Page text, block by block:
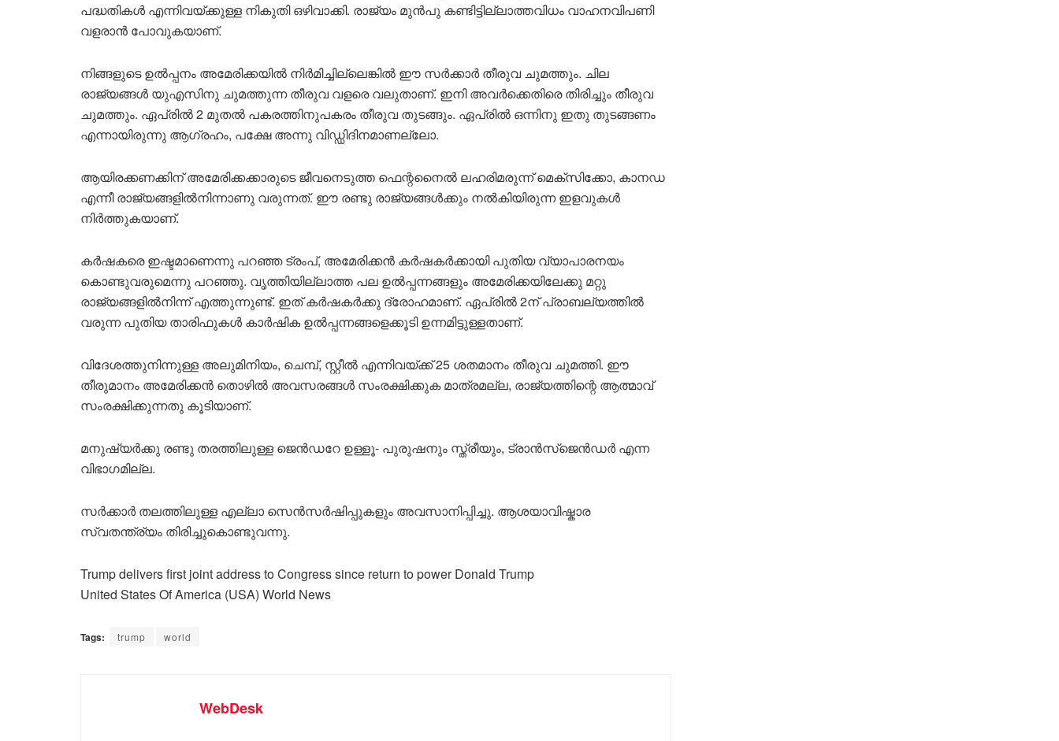
പദ്ധതികൾ എന്നിവയ്ക്കുള്ള നികുതി ഒഴിവാക്കി. രാജ്യം മുൻപു കണ്ടിട്ടില്ലാത്തവിധം വാഹനവിപണി
വളരാൻ പോവുകയാണ്.
നിങ്ങളുടെ ഉൽപ്പനം അമേരിക്കയിൽ നിർമിച്ചില്ലെങ്കിൽ ഈ സർക്കാർ തീരുവ ചുമത്തും. ചില
രാജ്യങ്ങൾ യുഎസിനു ചുമത്തുന്ന തീരുവ വളരെ വലുതാണ്. ഇനി അവർക്കെതിരെ തിരിച്ചും തീരുവ
ചുമത്തും. ഏപ്രിൽ 2 മുതൽ പകരത്തിനുപകരം തീരുവ തുടങ്ങും. ഏപ്രിൽ ഒന്നിനു ഇതു തുടങ്ങണം
എന്നായിരുന്നു ആഗ്രഹം, പക്ഷേ അന്നു വിഡ്ഡിദിനമാണല്ലോ.
ആയിരക്കണക്കിന് അമേരിക്കക്കാരുടെ ജീവനെടുത്ത ഫെന്റനൈൽ ലഹരിമരുന്ന് മെക്സിക്കോ, കാനഡ
എന്നീ രാജ്യങ്ങളിൽനിന്നാണു വരുന്നത്. ഈ രണ്ടു രാജ്യങ്ങൾക്കും നൽകിയിരുന്ന ഇളവുകൾ
നിർത്തുകയാണ്.
കർഷകരെ ഇഷ്ടമാണെന്നു പറഞ്ഞ ട്രംപ്, അമേരിക്കൻ കർഷകർക്കായി പുതിയ വ്യാപാരനയം
കൊണ്ടുവരുമെന്നു പറഞ്ഞു. വൃത്തിയില്ലാത്ത പല ഉൽപ്പന്നങ്ങളും അമേരിക്കയിലേക്കു മറ്റു
രാജ്യങ്ങളിൽനിന്ന് എത്തുന്നുണ്ട്. ഇത് കർഷകർക്കു ദ്രോഹമാണ്. ഏപ്രിൽ 2ന് പ്രാബല്യത്തിൽ
വരുന്ന പുതിയ താരിഫുകൾ കാർഷിക ഉൽപ്പന്നങ്ങളെക്കൂടി ഉന്നമിട്ടുള്ളതാണ്.
വിദേശത്തുനിന്നുള്ള അലുമിനിയം, ചെമ്പ്, സ്റ്റീൽ എന്നിവയ്ക്ക് 25 ശതമാനം തീരുവ ചുമത്തി. ഈ
തീരുമാനം‌ അമേരിക്കൻ തൊഴിൽ അവസരങ്ങൾ സംരക്ഷിക്കുക മാത്രമല്ല, രാജ്യത്തിന്റെ ആത്മാവ്
സംരക്ഷിക്കുന്നതു കൂടിയാണ്.
മനുഷ്യർക്കു രണ്ടു തരത്തിലുള്ള ജെൻഡറേ ഉള്ളൂ- പുരുഷനും സ്ത്രീയും, ട്രാൻസ്ജെൻഡർ എന്ന
വിഭാഗമില്ല.
സർക്കാർ തലത്തിലുള്ള എല്ലാ സെൻസർഷിപ്പുകളും അവസാനിപ്പിച്ചു. ആശയാവിഷ്കാര
സ്വതന്ത്ര്യം തിരിച്ചുകൊണ്ടുവന്നു.
Trump delivers first joint address to Congress since return to power Donald Trump
United States Of America (USA) World News
Tags: trump world
WebDesk